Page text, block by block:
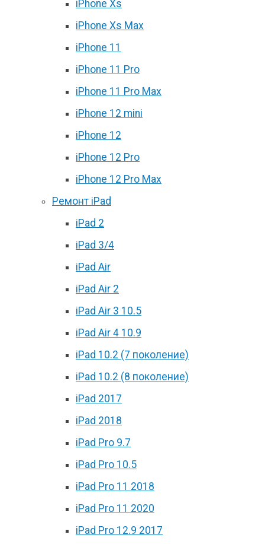
iPhone Xs
iPhone Xs Max
iPhone 11
iPhone 11 Pro
iPhone 11 Pro Max
iPhone 12 mini
iPhone 12
iPhone 12 Pro
iPhone 12 Pro Max
Ремонт iPad
iPad 2
iPad 3/4
iPad Air
iPad Air 2
iPad Air 3 10.5
iPad Air 4 10.9
iPad 10.2 (7 поколение)
iPad 10.2 (8 поколение)
iPad 2017
iPad 2018
iPad Pro 9.7
iPad Pro 10.5
iPad Pro 11 2018
iPad Pro 11 2020
iPad Pro 12.9 2017